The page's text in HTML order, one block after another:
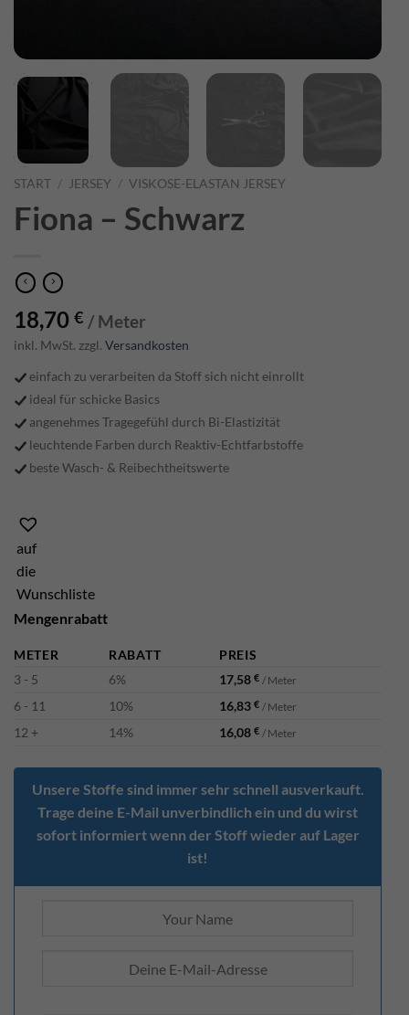
START / JERSEY / VISKOSE-ELASTAN JERSEY
Fiona – Schwarz
18,70 € / Meter
inkl. MwSt. zzgl. Versandkosten
einfach zu verarbeiten da Stoff sich nicht einrollt
ideal für schicke Basics
angenehmes Tragegefühl durch Bi-Elastizität
leuchtende Farben durch Reaktiv-Echtfarbstoffe
beste Wasch- & Reibechtheitswerte
auf
die
Wunschliste
Mengenrabatt
METER RABATT
PREIS
3 - 5
6% 17,58 € / Meter
6 - 11 10% 16,83 € / Meter
12 + 14% 16,08 € / Meter
Unsere Stoffe sind immer sehr schnell ausverkauft.
Trage deine E-Mail unverbindlich ein und du wirst
sofort informiert wenn der Stoff wieder auf Lager
ist!